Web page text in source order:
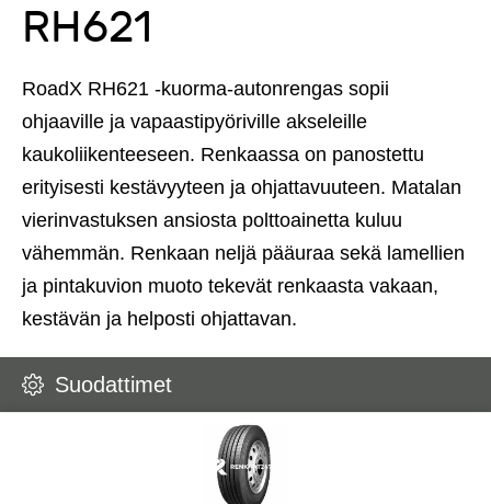
RH621
RoadX RH621 -kuorma-autonrengas sopii
ohjaaville ja vapaastipyöriville akseleille
kaukoliikenteeseen. Renkaassa on panostettu
erityisesti kestävyyteen ja ohjattavuuteen. Matalan
vierinvastuksen ansiosta polttoainetta kuluu
vähemmän. Renkaan neljä pääuraa sekä lamellien
ja pintakuvion muoto tekevät renkaasta vakaan,
kestävän ja helposti ohjattavan.
Suodattimet